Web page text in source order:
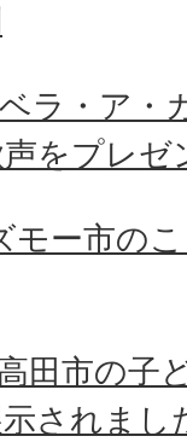
ラ・ア・
をプレ
モー市の
田市の子
されまし